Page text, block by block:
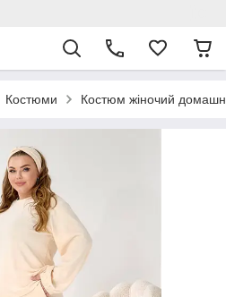
Костюми Костюм жіночий